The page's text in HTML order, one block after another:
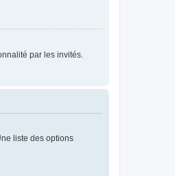
par les invités.
liste des options